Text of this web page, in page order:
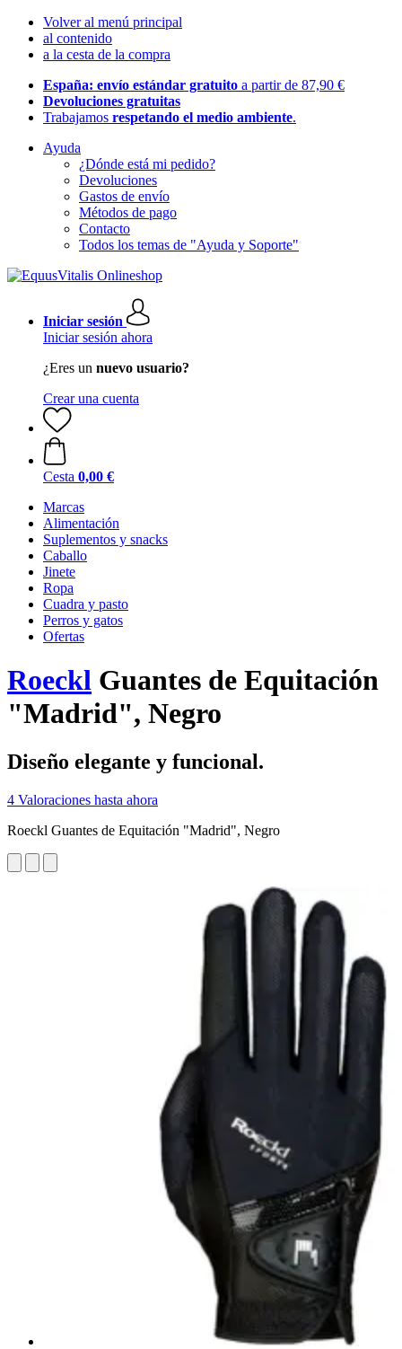
Volver al menú principal
al contenido
a la cesta de la compra
España: envío estándar gratuito a partir de 87,90 €
Devoluciones gratuitas
Trabajamos respetando el medio ambiente.
Ayuda
¿Dónde está mi pedido?
Devoluciones
Gastos de envío
Métodos de pago
Contacto
Todos los temas de "Ayuda y Soporte"
Iniciar sesión
Iniciar sesión ahora
¿Eres un nuevo usuario?
Crear una cuenta
Cesta 0,00 €
Marcas
Alimentación
Suplementos y snacks
Caballo
Jinete
Ropa
Cuadra y pasto
Perros y gatos
Ofertas
Roeckl Guantes de Equitación
"Madrid", Negro
Diseño elegante y funcional.
4 Valoraciones hasta ahora
Roeckl Guantes de Equitación "Madrid", Negro